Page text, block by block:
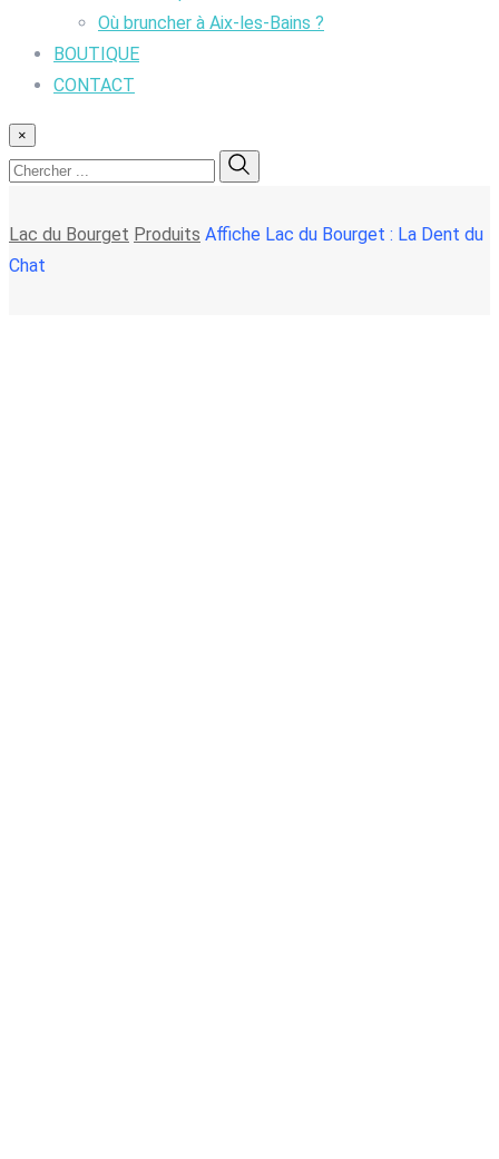
Où bruncher à Aix-les-Bains ?
BOUTIQUE
CONTACT
×
Lac du Bourget Produits Affiche Lac du Bourget : La Dent du
Chat